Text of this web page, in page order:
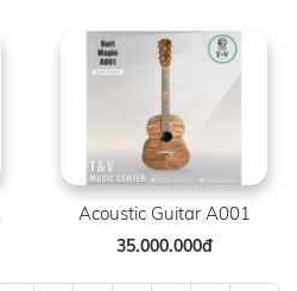
Acoustic Guitar A001
35.000.000đ